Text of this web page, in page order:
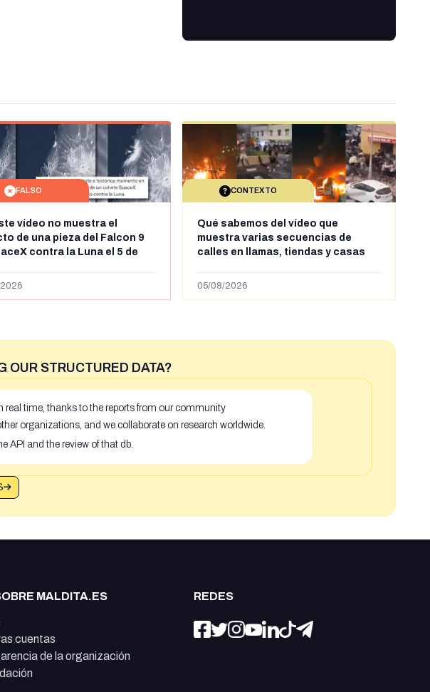
FALSO
vídeo no muestra el
de una pieza del Falcon 9
contra la Luna el 5 de
abril de 2026
CONTEXTO
Qué sabemos del vídeo que
muestra varias secuencias de
calles en llamas, tiendas y casas
supuestamente en España tras la
05/08/2026
OUR STRUCTURED DATA?
time, thanks to the reports from our community
organizations, and we collaborate on research worldwide.
API and the review of that db.
MALDITA.ES
cuentas
de la organización
REDES